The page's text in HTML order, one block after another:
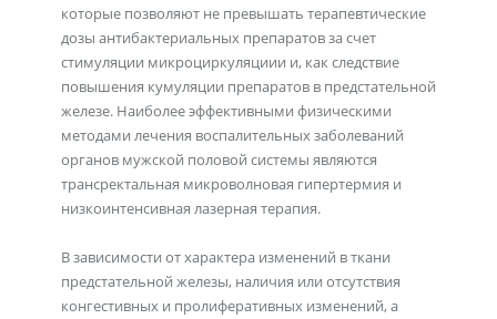
которые позволяют не превышать терапевтические
дозы антибактериальных препаратов за счет
стимуляции микроциркуляциии и, как следствие
повышения кумуляции препаратов в предстательной
железе. Наиболее эффективными физическими
методами лечения воспалительных заболеваний
органов мужской половой системы являются
трансректальная микроволновая гипертермия и
низкоинтенсивная лазерная терапия.
В зависимости от характера изменений в ткани
предстательной железы, наличия или отсутствия
конгестивных и пролиферативных изменений, а